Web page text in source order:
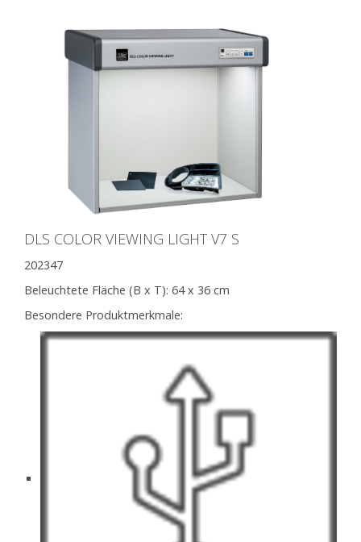
DLS COLOR VIEWING LIGHT V7 S
202347
Beleuchtete Fläche (B x T): 64 x 36 cm
Besondere Produktmerkmale: